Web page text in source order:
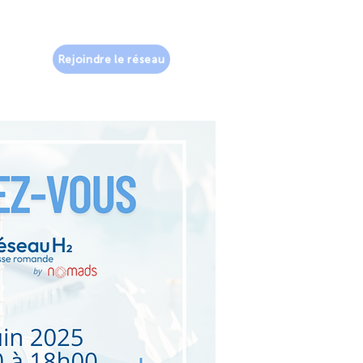
Rejoindre le réseau